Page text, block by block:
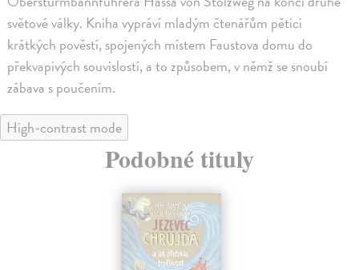
světové války. Kniha vypráví mladým čtenářům pětici
krátkých pověstí, spojených místem Faustova domu do
překvapivých souvislostí, a to způsobem, v němž se snoubí
zábava s poučením.
High-contrast mode
Podobné tituly